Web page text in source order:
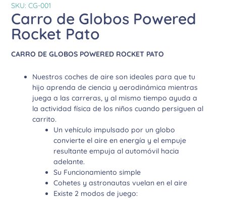
SKU: CG-001
Carro de Globos Powered
Rocket Pato
CARRO DE GLOBOS POWERED ROCKET PATO
Nuestros coches de aire son ideales para que tu
hijo aprenda de ciencia y aerodinámica mientras
juega a las carreras, y al mismo tiempo ayuda a
la actividad física de los niños cuando persiguen al
carrito.
Un vehículo impulsado por un globo
convierte el aire en energía y el empuje
resultante empuja al automóvil hacia
adelante.
Su Funcionamiento simple
Cohetes y astronautas vuelan en el aire
Existe 2 modos de juego: